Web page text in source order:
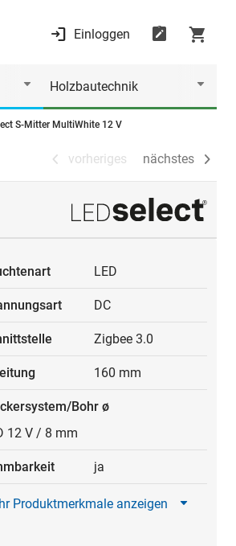
Einloggen
Holzbautechnik
S-Mitter MultiWhite 12 V
vorheriges nächstes
vorheriges nächstes
LED
DC
Zigbee 3.0
160 mm
Bohr ø
12 V / 8 mm
ja
Produktmerkmale anzeigen